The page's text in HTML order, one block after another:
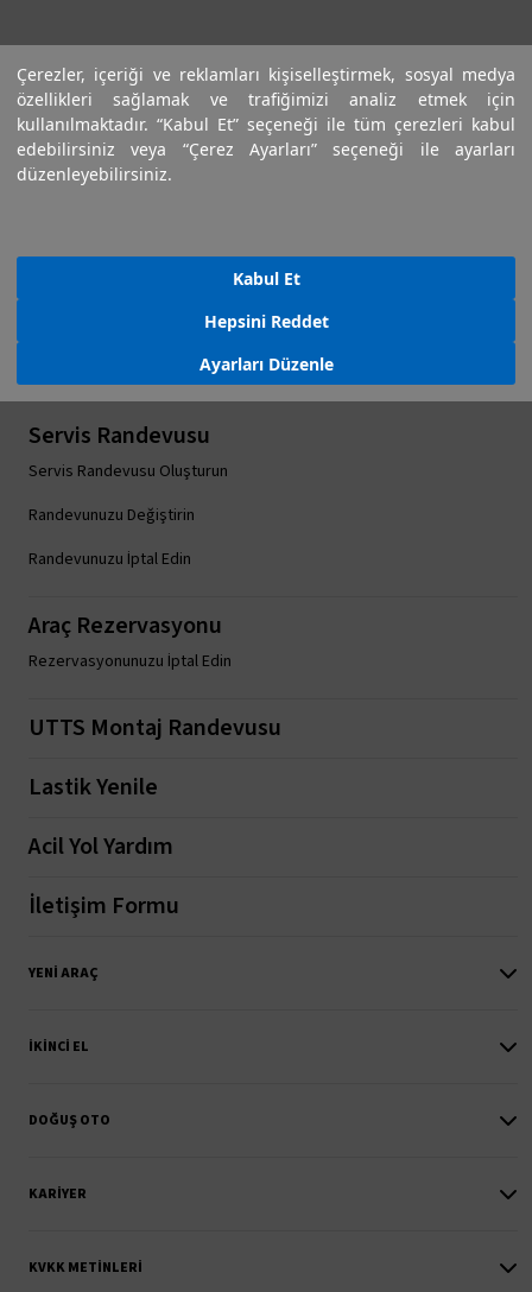
Çerezler, içeriği ve reklamları kişiselleştirmek, sosyal medya
özellikleri sağlamak ve trafiğimizi analiz etmek için
kullanılmaktadır. “Kabul Et” seçeneği ile tüm çerezleri kabul
edebilirsiniz veya “Çerez Ayarları” seçeneği ile ayarları
düzenleyebilirsiniz.
Ayarları Düzenle
Hepsini Reddet
Kabul Et
Servis Randevusu
Servis Randevusu Oluşturun
Randevunuzu Değiştirin
Randevunuzu İptal Edin
Araç Rezervasyonu
Rezervasyonunuzu İptal Edin
UTTS Montaj Randevusu
Lastik Yenile
Acil Yol Yardım
İletişim Formu
YENI ARAÇ
İKINCI EL
DOĞUŞ OTO
KARIYER
KVKK METINLERI